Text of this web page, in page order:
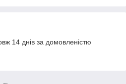
14 днів за домовленістю